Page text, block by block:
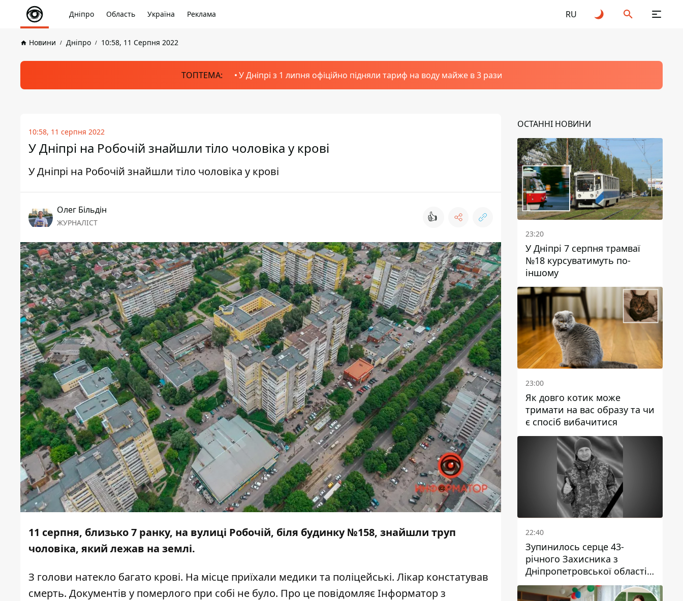
Дніпро Область Україна Реклама RU
Новини Дніпро 10:58, 11 Серпня 2022
ТОПТЕМА: У Дніпрі з 1 липня офіційно підняли тариф на воду майже в 3 рази
10:58, 11 серпня 2022
У Дніпрі на Робочій знайшли тіло чоловіка у крові
У Дніпрі на Робочій знайшли тіло чоловіка у крові
Олег Більдін
ЖУРНАЛІСТ 👍
11 серпня, близько 7 ранку, на вулиці Робочій, біля будинку №158, знайшли труп
чоловіка, який лежав на землі.
З голови натекло багато крові. На місце приїхали медики та поліцейські. Лікар констатував
смерть. Документів у померлого при собі не було. Про це повідомляє Інформаторз
ОСТАННІ НОВИНИ
23:20
У Дніпрі 7 серпня трамваї
№18 курсуватимуть по-
іншому
23:00
Як довго котик може
тримати на вас образу та чи
є спосіб вибачитися
22:40
Зупинилось серце 43-
річного Захисника з
Дніпропетровської області
Євгена Зінченка